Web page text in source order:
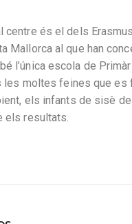
és el dels
Mallorca al que han
l’única escola de
les moltes feines que
els infants de sisè de
els resultats.